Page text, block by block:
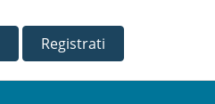
Registrati